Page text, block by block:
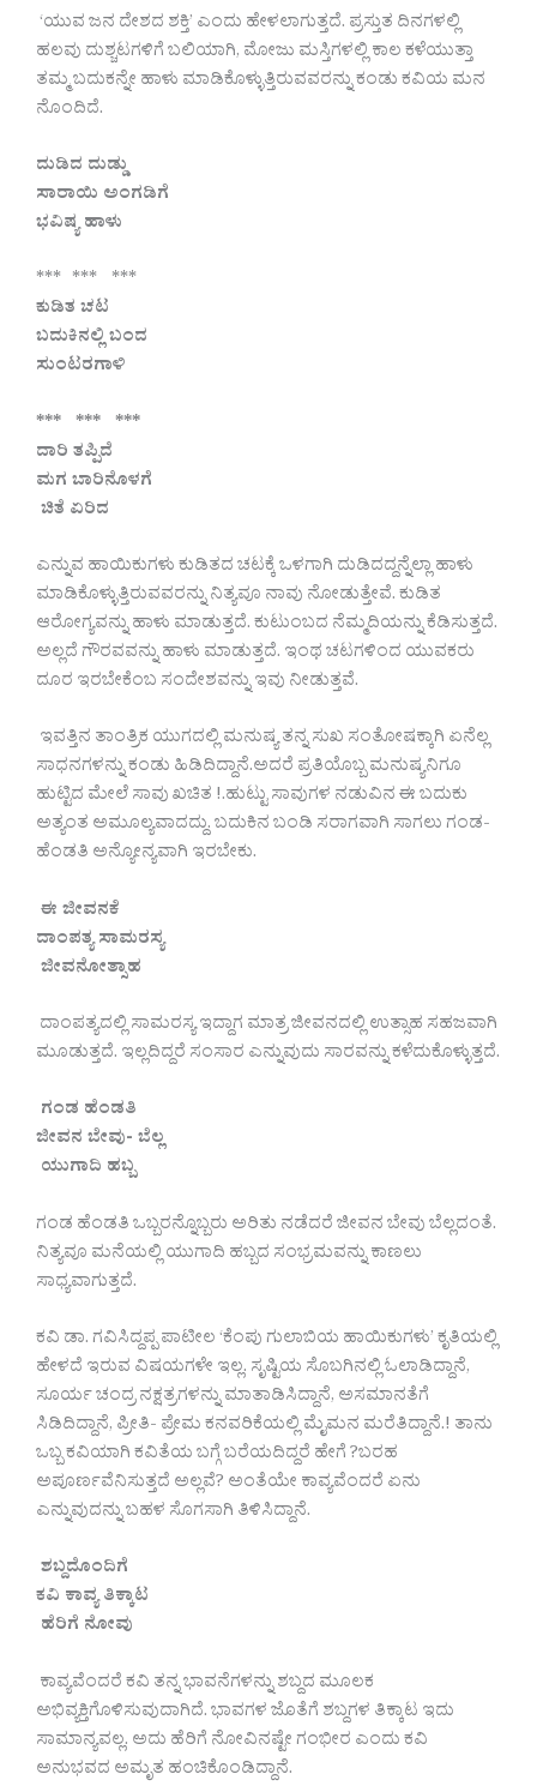
‘ಯುವ ಜನ ದೇಶದ ಶಕ್ತಿ’ ಎಂದು ಹೇಳಲಾಗುತ್ತದೆ. ಪ್ರಸ್ತುತ ದಿನಗಳಲ್ಲಿ
ಹಲವು ದುಶ್ಚಟಗಳಿಗೆ ಬಲಿಯಾಗಿ, ಮೋಜು ಮಸ್ತಿಗಳಲ್ಲಿ ಕಾಲ ಕಳೆಯುತ್ತಾ
ತಮ್ಮ ಬದುಕನ್ನೇ ಹಾಳು ಮಾಡಿಕೊಳ್ಳುತ್ತಿರುವವರನ್ನು ಕಂಡು ಕವಿಯ ಮನ
ನೊಂದಿದೆ.
ದುಡಿದ ದುಡ್ಡು
ಸಾರಾಯಿ ಅಂಗಡಿಗೆ
ಭವಿಷ್ಯ ಹಾಳು
*** *** ***
ಕುಡಿತ ಚಟ
ಬದುಕಿನಲ್ಲಿ ಬಂದ
ಸುಂಟರಗಾಳಿ
*** *** ***
ದಾರಿ ತಪ್ಪಿದೆ
ಮಗ ಬಾರಿನೊಳಗೆ
ಚಿತೆ ಏರಿದ
ಎನ್ನುವ ಹಾಯಿಕುಗಳು ಕುಡಿತದ ಚಟಕ್ಕೆ ಒಳಗಾಗಿ ದುಡಿದದ್ದನ್ನೆಲ್ಲಾ ಹಾಳು
ಮಾಡಿಕೊಳ್ಳುತ್ತಿರುವವರನ್ನು ನಿತ್ಯವೂ ನಾವು ನೋಡುತ್ತೇವೆ. ಕುಡಿತ
ಆರೋಗ್ಯವನ್ನು ಹಾಳು ಮಾಡುತ್ತದೆ. ಕುಟುಂಬದ ನೆಮ್ಮದಿಯನ್ನು ಕೆಡಿಸುತ್ತದೆ.
ಅಲ್ಲದೆ ಗೌರವವನ್ನು ಹಾಳು ಮಾಡುತ್ತದೆ. ಇಂಥ ಚಟಗಳಿಂದ ಯುವಕರು
ದೂರ ಇರಬೇಕೆಂಬ ಸಂದೇಶವನ್ನು ಇವು ನೀಡುತ್ತವೆ.
ಇವತ್ತಿನ ತಾಂತ್ರಿಕ ಯುಗದಲ್ಲಿ ಮನುಷ್ಯ ತನ್ನ ಸುಖ ಸಂತೋಷಕ್ಕಾಗಿ ಏನೆಲ್ಲ
ಸಾಧನಗಳನ್ನು ಕಂಡು ಹಿಡಿದಿದ್ದಾನೆ.ಅದರೆ ಪ್ರತಿಯೊಬ್ಬ ಮನುಷ್ಯನಿಗೂ
ಹುಟ್ಟಿದ ಮೇಲೆ ಸಾವು ಖಚಿತ !.ಹುಟ್ಟು ಸಾವುಗಳ ನಡುವಿನ ಈ ಬದುಕು
ಅತ್ಯಂತ ಅಮೂಲ್ಯವಾದದ್ದು. ಬದುಕಿನ ಬಂಡಿ ಸರಾಗವಾಗಿ ಸಾಗಲು ಗಂಡ-
ಹೆಂಡತಿ ಅನ್ಯೋನ್ಯವಾಗಿ ಇರಬೇಕು.
ಈ ಜೀವನಕೆ
ದಾಂಪತ್ಯ ಸಾಮರಸ್ಯ
ಜೀವನೋತ್ಸಾಹ
ದಾಂಪತ್ಯದಲ್ಲಿ ಸಾಮರಸ್ಯ ಇದ್ದಾಗ ಮಾತ್ರ ಜೀವನದಲ್ಲಿ ಉತ್ಸಾಹ ಸಹಜವಾಗಿ
ಮೂಡುತ್ತದೆ. ಇಲ್ಲದಿದ್ದರೆ ಸಂಸಾರ ಎನ್ನುವುದು ಸಾರವನ್ನು ಕಳೆದುಕೊಳ್ಳುತ್ತದೆ.
ಗಂಡ ಹೆಂಡತಿ
ಜೀವನ ಬೇವು- ಬೆಲ್ಲ
ಯುಗಾದಿ ಹಬ್ಬ
ಗಂಡ ಹೆಂಡತಿ ಒಬ್ಬರನ್ನೊಬ್ಬರು ಅರಿತು ನಡೆದರೆ ಜೀವನ ಬೇವು ಬೆಲ್ಲದಂತೆ.
ನಿತ್ಯವೂ ಮನೆಯಲ್ಲಿ ಯುಗಾದಿ ಹಬ್ಬದ ಸಂಭ್ರಮವನ್ನು ಕಾಣಲು
ಸಾಧ್ಯವಾಗುತ್ತದೆ.
ಕವಿ ಡಾ. ಗವಿಸಿದ್ದಪ್ಪ ಪಾಟೀಲ ‘ಕೆಂಪು ಗುಲಾಬಿಯ ಹಾಯಿಕುಗಳು’ ಕೃತಿಯಲ್ಲಿ
ಹೇಳದೆ ಇರುವ ವಿಷಯಗಳೇ ಇಲ್ಲ. ಸೃಷ್ಟಿಯ ಸೊಬಗಿನಲ್ಲಿ ಓಲಾಡಿದ್ದಾನೆ,
ಸೂರ್ಯ ಚಂದ್ರ ನಕ್ಷತ್ರಗಳನ್ನು ಮಾತಾಡಿಸಿದ್ದಾನೆ, ಅಸಮಾನತೆಗೆ
ಸಿಡಿದಿದ್ದಾನೆ, ಪ್ರೀತಿ- ಪ್ರೇಮ ಕನವರಿಕೆಯಲ್ಲಿ ಮೈಮನ ಮರೆತಿದ್ದಾನೆ.! ತಾನು
ಒಬ್ಬ ಕವಿಯಾಗಿ ಕವಿತೆಯ ಬಗ್ಗೆ ಬರೆಯದಿದ್ದರೆ ಹೇಗೆ ?ಬರಹ
ಅಪೂರ್ಣವೆನಿಸುತ್ತದೆ ಅಲ್ಲವೆ? ಅಂತೆಯೇ ಕಾವ್ಯವೆಂದರೆ ಏನು
ಎನ್ನುವುದನ್ನು ಬಹಳ ಸೊಗಸಾಗಿ ತಿಳಿಸಿದ್ದಾನೆ.
ಶಬ್ದದೊಂದಿಗೆ
ಕವಿ ಕಾವ್ಯ ತಿಕ್ಕಾಟ
ಹೆರಿಗೆ ನೋವು
ಕಾವ್ಯವೆಂದರೆ ಕವಿ ತನ್ನ ಭಾವನೆಗಳನ್ನು ಶಬ್ದದ ಮೂಲಕ
ಅಭಿವ್ಯಕ್ತಿಗೊಳಿಸುವುದಾಗಿದೆ. ಭಾವಗಳ ಜೊತೆಗೆ ಶಬ್ದಗಳ ತಿಕ್ಕಾಟ ಇದು
ಸಾಮಾನ್ಯವಲ್ಲ. ಅದು ಹೆರಿಗೆ ನೋವಿನಷ್ಟೇ ಗಂಭೀರ ಎಂದು ಕವಿ
ಅನುಭವದ ಅಮೃತ ಹಂಚಿಕೊಂಡಿದ್ದಾನೆ.